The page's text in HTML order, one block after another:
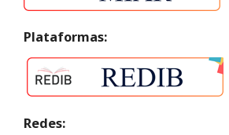
Plataformas:
Redes: